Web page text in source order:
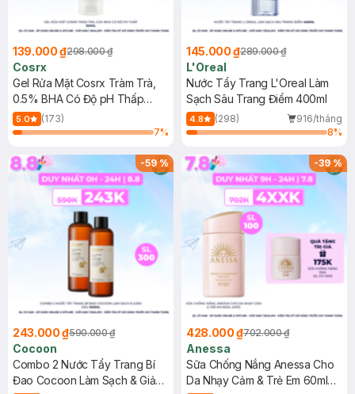
139.000 ₫298.000 ₫
Cosrx
Gel Rửa Mặt Cosrx Tràm Trà,
0.5% BHA Có Độ pH Thấp
150ml
5.0
(173)
7%
145.000 ₫289.000 ₫
L'Oreal
Nước Tẩy Trang L'Oreal Làm
Sạch Sâu Trang Điểm 400ml
4.8 (298)
916/tháng
8%
-59%
243.000 ₫590.000 ₫
Cocoon
Combo 2 Nước Tẩy Trang Bí
Đao Cocoon Làm Sạch & Giảm
-39%
428.000 ₫702.000 ₫
Anessa
Sữa Chống Nắng Anessa Cho
Da Nhạy Cảm & Trẻ Em 60ml